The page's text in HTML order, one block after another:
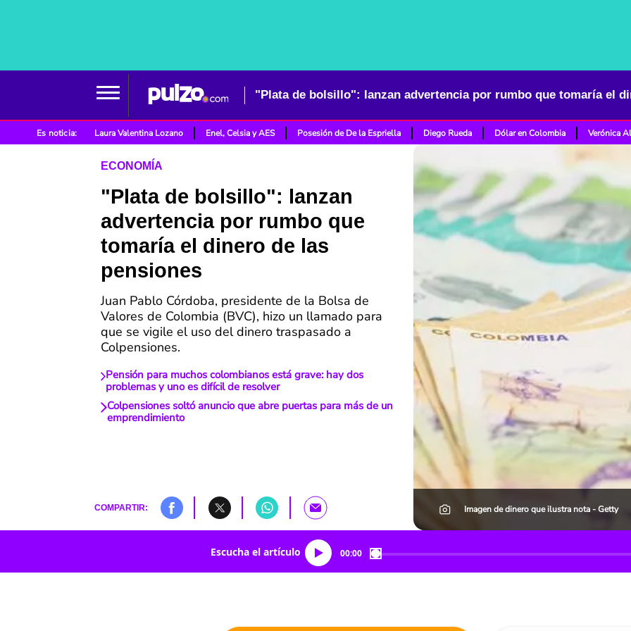
Es noticia: Laura Valentina Lozano Enel, Celsia y AES Posesión de De la Espriella Diego Rueda Dólar en Colombia Verónica
ECONOMÍA
"Plata de bolsillo": lanzan
advertencia por rumbo que
tomaría el dinero de las
pensiones
Juan Pablo Córdoba, presidente de la Bolsa de
Valores de Colombia (BVC), hizo un llamado para
que se vigile el uso del dinero traspasado a
Colpensiones.
Pensión para muchos colombianos está grave: hay dos
problemas y uno es difícil de resolver
Colpensiones soltó anuncio que abre puertas para más de un
emprendimiento
COMPARTIR: Imagen de dinero que ilustra nota - Getty
Escucha el artículo 00:00